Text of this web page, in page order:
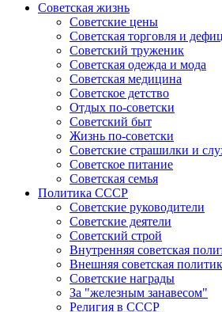
Советская жизнь
Советские цены
Советская торговля и
Советский труженик
Советская одежда и мода
Советская медицина
Советское детство
Отдых по-советски
Советский быт
Жизнь по-советски
Советские страшилки и
Советское питание
Советская семья
Политика СССР
Советские руководители
Советские деятели
Советский строй
Внутренняя советская
Внешняя советская
Советские награды
За "железным занавесом"
Религия в СССР